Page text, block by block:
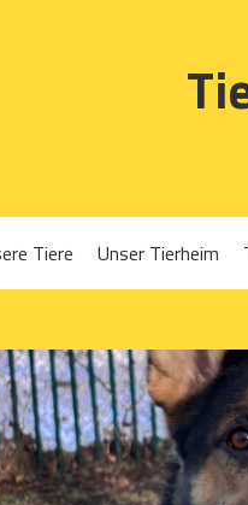
Tiere Unser Tierheim
Projekte 2017
Projekte 2018
Projekte 2019